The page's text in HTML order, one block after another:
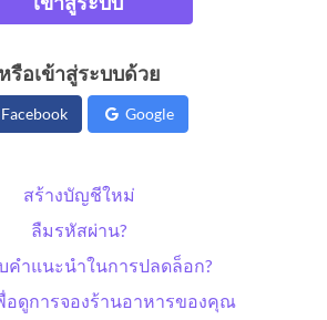
หรือเข้าสู่ระบบด้วย
Facebook Google
สร้างบัญชีใหม่
ลืมรหัสผ่าน?
คำแนะนำในการปลดล็อก?
อดูการจองร้านอาหารของคุณ